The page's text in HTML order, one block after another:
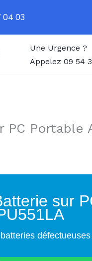
Une Urgence ?
Appelez 09 54
Portable
sur
défectueuses
04 03